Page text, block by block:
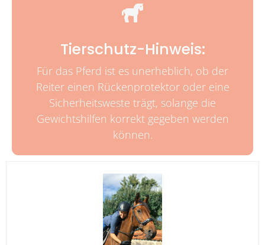
Tierschutz-Hinweis:
Für das Pferd ist es unerheblich, ob der
Reiter einen Rückenprotektor oder eine
Sicherheitsweste trägt, solange die
Gewichtshilfen korrekt gegeben werden
können.